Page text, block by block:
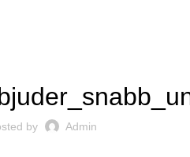
by Admin